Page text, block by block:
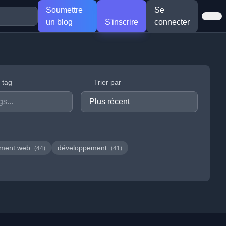
Soumettre
un blog
S'inscrire
Se
connecter
tag Trier par
web (44) développement (41)